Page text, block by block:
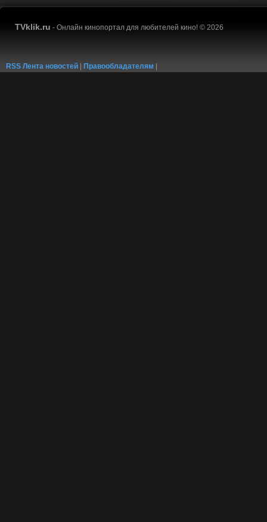
TVklik.ru - Онлайн кинопортал для любителей кино! © 2026
RSS Лента новостей Правообладателям